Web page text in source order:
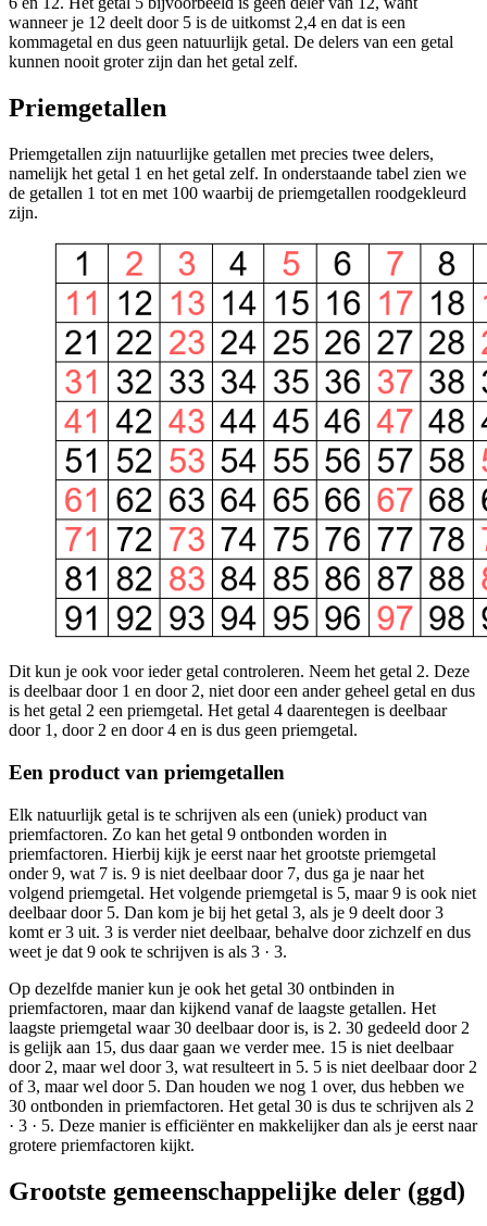
wanneer je 12 deelt door 5 is de uitkomst 2,4 en dat is een
kommagetal en dus geen natuurlijk getal. De delers van een getal
kunnen nooit groter zijn dan het getal zelf.
Priemgetallen
Priemgetallen zijn natuurlijke getallen met precies twee delers,
namelijk het getal 1 en het getal zelf. In onderstaande tabel zien we
de getallen 1 tot en met 100 waarbij de priemgetallen roodgekleurd
zijn.
Dit kun je ook voor ieder getal controleren. Neem het getal 2. Deze
is deelbaar door 1 en door 2, niet door een ander geheel getal en dus
is het getal 2 een priemgetal. Het getal 4 daarentegen is deelbaar
door 1, door 2 en door 4 en is dus geen priemgetal.
Een product van priemgetallen
Elk natuurlijk getal is te schrijven als een (uniek) product van
priemfactoren. Zo kan het getal 9 ontbonden worden in
priemfactoren. Hierbij kijk je eerst naar het grootste priemgetal
onder 9, wat 7 is. 9 is niet deelbaar door 7, dus ga je naar het
volgend priemgetal. Het volgende priemgetal is 5, maar 9 is ook niet
deelbaar door 5. Dan kom je bij het getal 3, als je 9 deelt door 3
komt er 3 uit. 3 is verder niet deelbaar, behalve door zichzelf en dus
weet je dat 9 ook te schrijven is als 3 · 3.
Op dezelfde manier kun je ook het getal 30 ontbinden in
priemfactoren, maar dan kijkend vanaf de laagste getallen. Het
laagste priemgetal waar 30 deelbaar door is, is 2. 30 gedeeld door 2
is gelijk aan 15, dus daar gaan we verder mee. 15 is niet deelbaar
door 2, maar wel door 3, wat resulteert in 5. 5 is niet deelbaar door 2
of 3, maar wel door 5. Dan houden we nog 1 over, dus hebben we
30 ontbonden in priemfactoren. Het getal 30 is dus te schrijven als 2
· 3 · 5. Deze manier is efficiënter en makkelijker dan als je eerst naar
grotere priemfactoren kijkt.
Grootste gemeenschappelijke deler (ggd)